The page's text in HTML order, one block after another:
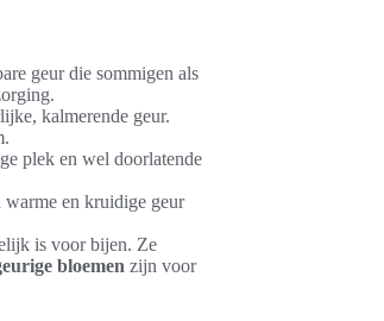
geur die sommigen als
kalmerende geur.
plek en wel doorlatende
warme en kruidige geur
is voor bijen. Ze
bloemen zijn voor